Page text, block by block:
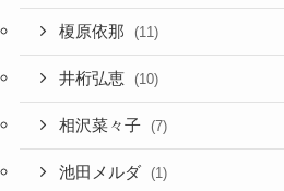
榎原依那 (11)
井桁弘恵 (10)
相沢菜々子 (7)
池田メルダ (1)